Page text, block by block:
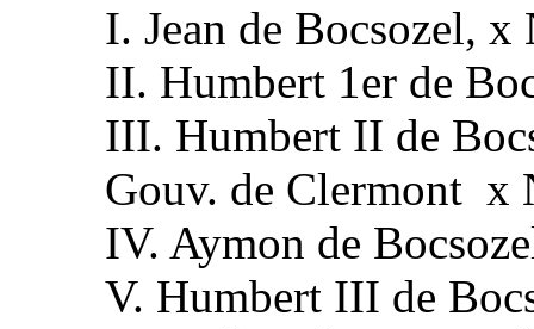
I. Jean de Bocsozel, x
II. Humbert 1er de
III. Humbert II de
Gouv. de Clermont x
IV. Aymon de
V. Humbert III de